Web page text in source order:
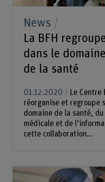
News
La BFH
dans le
de la santé
01.12.2020
Le Centre
réorganise et regroupe
domaine de la santé,
médicale et de
cette collaboration...